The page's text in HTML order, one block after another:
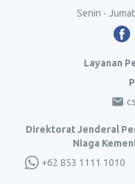
Senin - Jumat
Layanan
Direktorat Jenderal
Niaga
+62 853 1111 1010